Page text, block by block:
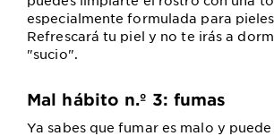
especialmente formulada para
Refrescará tu piel y no te irás a
"sucio".
Mal hábito n.º 3: fumas
Ya sabes que fumar es malo y